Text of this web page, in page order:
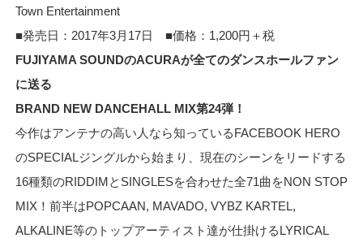
Town Entertainment
■発売日：2017年3月17日 ■価格：1,200円＋税
FUJIYAMA SOUNDのACURAが全てのダンスホールファン
に送る
BRAND NEW DANCEHALL MIX第24弾！
今作はアンテナの高い人なら知っているFACEBOOK HERO
のSPECIALジングルから始まり、現在のシーンをリードする
16種類のRIDDIMとSINGLESを合わせた全71曲をNON STOP
MIX！前半はPOPCAAN, MAVADO, VYBZ KARTEL,
ALKALINE等のトップアーティスト達が仕掛けるLYRICAL